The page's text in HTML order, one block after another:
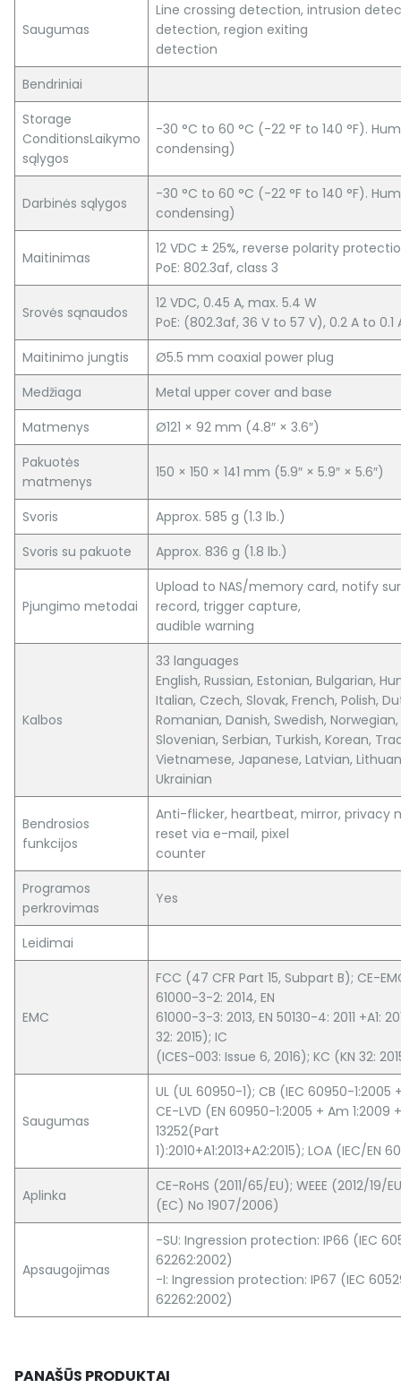
Saugumas
Line crossing detection, intrusion
detection, region exiting
detection
Bendriniai
Storage
ConditionsLaikymo
sąlygos
-30 °C to 60 °C (-22 °F to 140 °F).
condensing)
Darbinės sąlygos
-30 °C to 60 °C (-22 °F to 140 °F).
condensing)
Maitinimas
12 VDC ± 25%, reverse polarity
PoE: 802.3af, class 3
Srovės sąnaudos
12 VDC, 0.45 A, max. 5.4 W
PoE: (802.3af, 36 V to 57 V), 0.2 A to 0.1
Maitinimo jungtis
Ø5.5 mm coaxial power plug
Medžiaga
Metal upper cover and base
Matmenys
Ø121 × 92 mm (4.8″ × 3.6″)
Pakuotės
matmenys
150 × 150 × 141 mm (5.9″ × 5.9″ × 5.6″)
Svoris
Approx. 585 g (1.3 lb.)
Svoris su pakuote
Approx. 836 g (1.8 lb.)
Pjungimo metodai
Upload to NAS/memory card, notify
record, trigger capture,
audible warning
Kalbos
33 languages
English, Russian, Estonian, Bulgarian,
Italian, Czech, Slovak, French, Polish,
Romanian, Danish, Swedish,
Slovenian, Serbian, Turkish, Korean,
Vietnamese, Japanese, Latvian,
Ukrainian
Bendrosios
funkcijos
Anti-flicker, heartbeat, mirror, privacy
reset via e-mail, pixel
counter
Programos
perkrovimas
Yes
Leidimai
EMC
FCC (47 CFR Part 15, Subpart B); CE-
61000-3-2: 2014, EN
61000-3-3: 2013, EN 50130-4: 2011 +A1:
32: 2015); IC
(ICES-003: Issue 6, 2016); KC (KN 32:
Saugumas
UL (UL 60950-1); CB (IEC 60950-1:2005
CE-LVD (EN 60950-1:2005 + Am 1:2009
13252(Part
1):2010+A1:2013+A2:2015); LOA (IEC/EN
Aplinka
CE-RoHS (2011/65/EU); WEEE (2012/19/
(EC) No 1907/2006)
Apsaugojimas
-SU: Ingression protection: IP66 (IEC
62262:2002)
-I: Ingression protection: IP67 (IEC
62262:2002)
PANAŠŪS PRODUKTAI